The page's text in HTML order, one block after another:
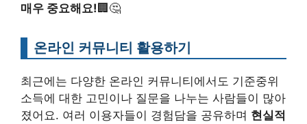
매우 중요해요!🏢🤔
온라인 커뮤니티 활용하기
최근에는 다양한 온라인 커뮤니티에서도 기준중위
소득에 대한 고민이나 질문을 나누는 사람들이 많아
졌어요. 여러 이용자들이 경험담을 공유하며 현실적